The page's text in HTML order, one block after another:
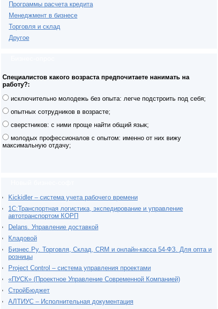
Программы расчета кредита
Менеджмент в бизнесе
Торговля и склад
Другое
Специалистов какого возраста предпочитаете нанимать на
работу?:
исключительно молодежь без опыта: легче подстроить под себя;
опытных сотрудников в возрасте;
сверстников: с ними проще найти общий язык;
молодых профессионалов с опытом: именно от них вижу
максимальную отдачу;
Kickidler – система учета рабочего времени
1С:Транспортная логистика, экспедирование и управление
автотранспортом КОРП
Delans. Управление доставкой
Кладовой
Бизнес.Ру. Торговля, Склад, CRM и онлайн-касса 54-ФЗ. Для опта и
розницы
Project Сontrol – система управления проектами
«ПУСК» (Проектное Управление Современной Компанией)
СтройБюджет
АЛТИУС – Исполнительная документация